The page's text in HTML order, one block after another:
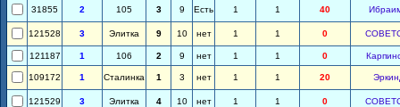
31855 2 105 3 9 Есть 1 1 40
121528 3 Элитка 9 10 нет 1 1 0
121187 1 106 2 9 нет 1 1 0
109172 1 Сталинка 1 3 нет 1 1 20
121529 3 Элитка 4 10 нет 1 1 0